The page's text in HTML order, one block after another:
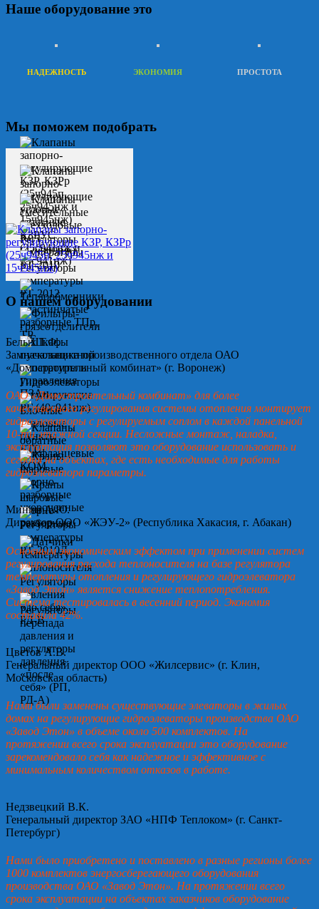
Наше оборудование это
НАДЕЖНОСТЬ ЭКОНОМИЯ ПРОСТОТА
Мы поможем подобрать
О нашем оборудовании
Белых Т.Ф.
Замначальника производственного отдела ОАО
«Домостроительный комбинат» (г. Воронеж)
ОАО «Домостроительный комбинат» для более
качественного регулирования системы отопления монтирует
гидроэлеваторы с регулируемым соплом в каждой панельной
10-ти этажной секции. Несложные монтаж, наладка,
эксплуатация позволяют это оборудование использовать и
сегодня на объектах, где есть необходимые для работы
гидроэлеватора параметры.
Минин А.Ю.
Директор ООО «ЖЭУ-2» (Республика Хакасия, г. Абакан)
Основным экономическим эффектом при применении систем
регулирования расхода теплоносителя на базе регулятора
температуры отопления и регулирующего гидроэлеватора
«Завод Этон» является снижение теплопотребления.
Система тестировалась в весенний период. Экономия
составила 42%.
Цветов А.В.
Генеральный директор ООО «Жилсервис» (г. Клин,
Московская область)
Нами были заменены существующие элеваторы в жилых
домах на регулирующие гидроэлеваторы производства ОАО
«Завод Этон» в объеме около 500 комплектов. На
протяжении всего срока эксплуатации это оборудование
зарекомендовало себя как надежное и эффективное с
минимальным количеством отказов в работе.
Недзвецкий В.К.
Генеральный директор ЗАО «НПФ Теплоком» (г. Санкт-
Петербург)
Нами было приобретено и поставлено в разные регионы более
1000 комплектов энергосберегающего оборудования
производства ОАО «Завод Этон». На протяжении всего
срока эксплуатации на объектах заказчиков оборудование